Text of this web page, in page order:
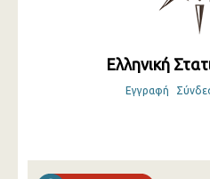
Ελληνική
Εγγραφή